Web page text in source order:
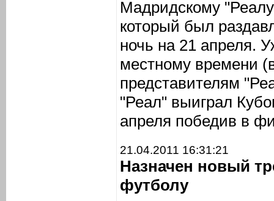
Мадридскому
который был
ночь на 21 апреля.
местному времени
представителям
"Реал" выиграл
апреля победив в
21.04.2011 16:31:21
Назначен новый
футболу